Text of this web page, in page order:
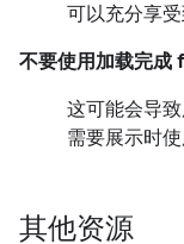
可以充分享受
不要使用加载完成
这可能会导
需要展示时使
其他资源